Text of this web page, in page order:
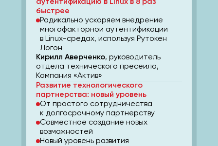
аутентификацию в Linux в 8 раз
быстрее
Радикально ускоряем внедрение
многофакторной аутентификации
в Linux-средах, используя Рутокен
Логон
Кирилл Аверченко, руководитель
отдела технического пресейла,
Компания «Актив»
Развитие технологического
партнерства: новый уровень
От простого сотрудничества
к долгосрочному партнерству
Совместное создание новых
возможностей
Новый уровень развития